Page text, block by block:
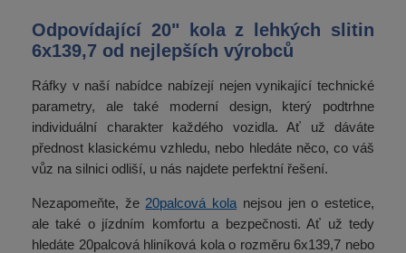
Odpovídající 20" kola z lehkých slitin
6x139,7 od nejlepších výrobců
Ráfky v naší nabídce nabízejí nejen vynikající technické
parametry, ale také moderní design, který podtrhne
individuální charakter každého vozidla. Ať už dáváte
přednost klasickému vzhledu, nebo hledáte něco, co váš
vůz na silnici odliší, u nás najdete perfektní řešení.
Nezapomeňte, že 20palcová kola nejsou jen o estetice,
ale také o jízdním komfortu a bezpečnosti. Ať už tedy
hledáte 20palcová hliníková kola o rozměru 6x139,7 nebo